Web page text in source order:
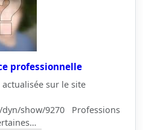
professionnelle
sur le site
show/9270 Professions